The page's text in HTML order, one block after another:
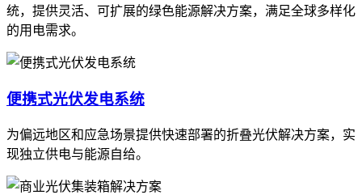
统，提供灵活、可扩展的绿色能源解决方案，满足全球多样化
的用电需求。
便携式光伏发电系统
为偏远地区和应急场景提供快速部署的折叠光伏解决方案，实
现独立供电与能源自给。